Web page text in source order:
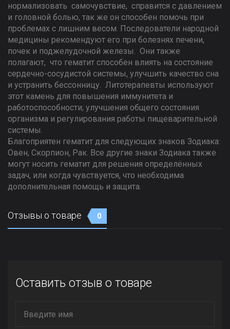
нормализовать самочувствие, справится с давлением
и головной болью, так же он способен помочь при
проблемах с лишним весом. Последователи народной
медицины рекомендуют его при болезнях печени,
почек и поджелудочной железы. Они также
полагают, что гематит способен влиять на состояние
сердечно-сосудистой системы, улучшить качество сна
и устранить бессонницу. Литотерапевты используют
этот камень для повышения иммунитета и
работоспособности; улучшения общего состояния
организма и регулирования работы пищеварительной
системы.
Благоприятен гематит для следующих знаков Зодиака:
Овен, Скорпион, Рак. Все другие знаки Зодиака также
могут носить гематит для решения определённых
задач, или когда чувствуется, что необходима
дополнительная помощь и защита.
Отзывы о товаре 0
Оставить отзыв о товаре